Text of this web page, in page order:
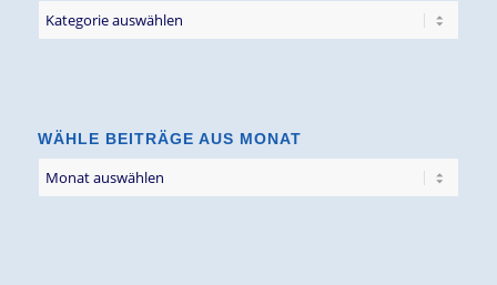
Blogbeiträge
WÄHLE BEITRÄGE AUS MONAT